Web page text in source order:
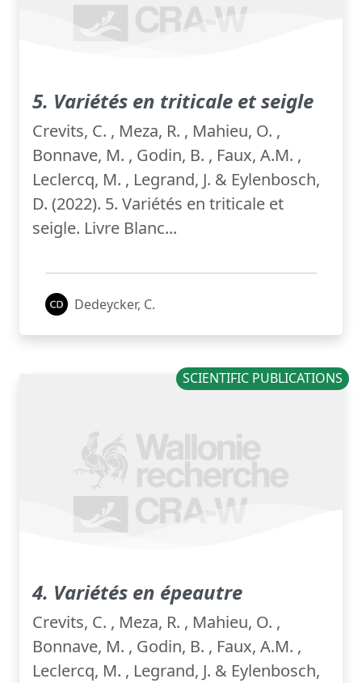
5. Variétés en triticale et seigle
Crevits, C. , Meza, R. , Mahieu, O. ,
Bonnave, M. , Godin, B. , Faux, A.M. ,
Leclercq, M. , Legrand, J. & Eylenbosch,
D. (2022). 5. Variétés en triticale et
seigle. Livre Blanc...
Dedeycker, C.
SCIENTIFIC PUBLICATIONS
4. Variétés en épeautre
Crevits, C. , Meza, R. , Mahieu, O. ,
Bonnave, M. , Godin, B. , Faux, A.M. ,
Leclercq, M. , Legrand, J. & Eylenbosch,